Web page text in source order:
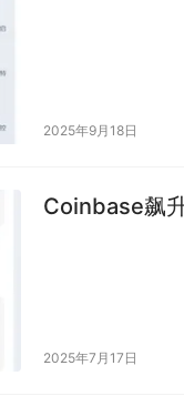
2025年9月18日
Coinbase飙
2025年7月17日